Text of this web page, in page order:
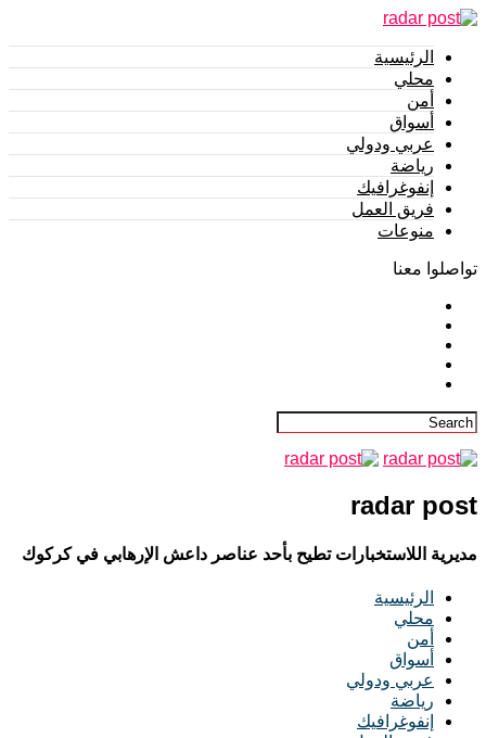
الرئيسية
محلي
أمن
أسواق
عربي ودولي
رياضة
إنفوغرافيك
فريق العمل
منوعات
تواصلوا معنا
radar post
مديرية اللاستخبارات تطيح بأحد عناصر داعش الإرهابي في كركوك
الرئيسية
محلي
أمن
أسواق
عربي ودولي
رياضة
إنفوغرافيك